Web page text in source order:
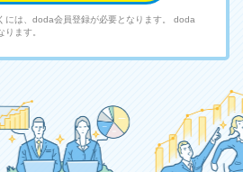
は、doda会員登録が必要となります。
doda
ます。